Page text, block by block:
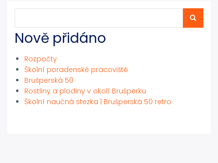
Nově přidáno
Rozpočty
Školní poradenské pracoviště
Brušperská 50
Rostliny a plodiny v okolí Brušperku
Školní naučná stezka | Brušperská 50 retro